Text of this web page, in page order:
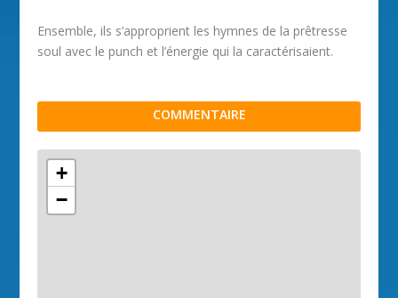
Ensemble, ils s’approprient les hymnes de la prêtresse
soul avec le punch et l’énergie qui la caractérisaient.
COMMENTAIRE
+
−